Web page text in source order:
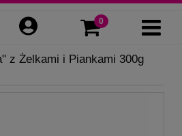
z Żelkami i Piankami 300g